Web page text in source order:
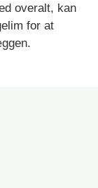
overalt, kan
for at